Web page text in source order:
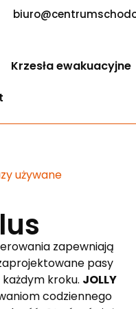
Krzesła ewakuacyjne
używane
zapewniają
pasy
kroku. JOLLY
codziennego